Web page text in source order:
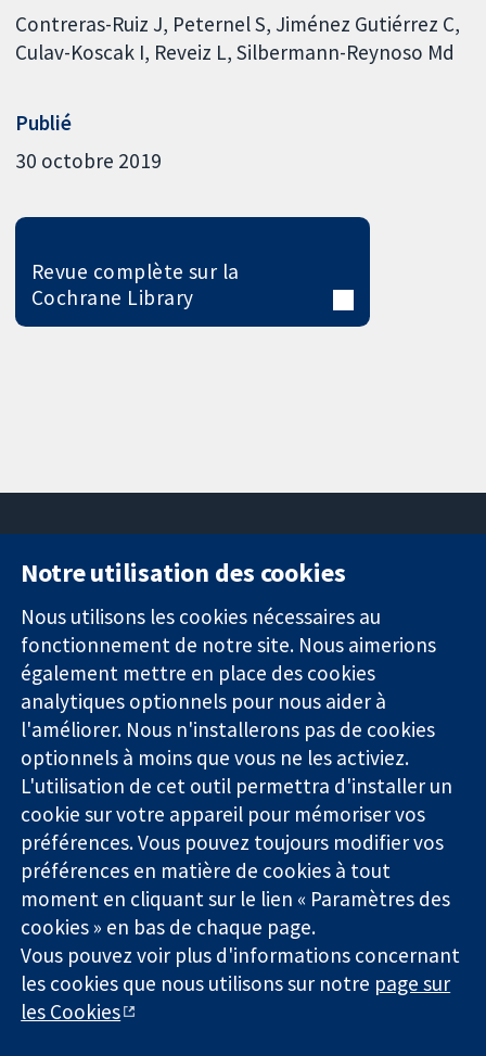
Contreras-Ruiz J Peternel S Jiménez Gutiérrez C
Culav-Koscak I Reveiz L Silbermann-Reynoso Md
Publié
30 octobre 2019
Revue complète sur la
Cochrane Library
Des données
probantes.
Des décisions
éclairées.
Une meilleure
santé.
11-13 Cavendish
Square
Londres
W1G0AN
Royaume-Uni
nous
Actualités
Service de
presse
Qui sommes-
nous
Offres
d'emploi
Library
La Collaboration Cochrane est une association caritative (n°
1045921) et une société à responsabilité limitée par garantie (n°
03044323) enregistrée en Angleterre et au Pays de Galles. Numéro
de TVA : GB 718 2127 49.
Copyright © 2026 The Cochrane Collaboration
Notre utilisation des cookies
Nous utilisons les cookies nécessaires au
fonctionnement de notre site. Nous aimerions
également mettre en place des cookies
analytiques optionnels pour nous aider à
l'améliorer. Nous n'installerons pas de cookies
optionnels à moins que vous ne les activiez.
L'utilisation de cet outil permettra d'installer un
cookie sur votre appareil pour mémoriser vos
préférences. Vous pouvez toujours modifier vos
préférences en matière de cookies à tout
moment en cliquant sur le lien « Paramètres des
cookies » en bas de chaque page.
Vous pouvez voir plus d'informations concernant
les cookies que nous utilisons sur notre page sur
les Cookies